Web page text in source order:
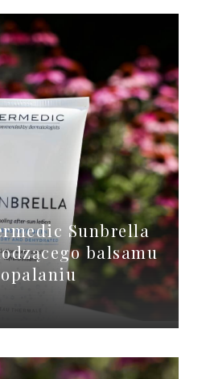
Sunbrella
balsamu